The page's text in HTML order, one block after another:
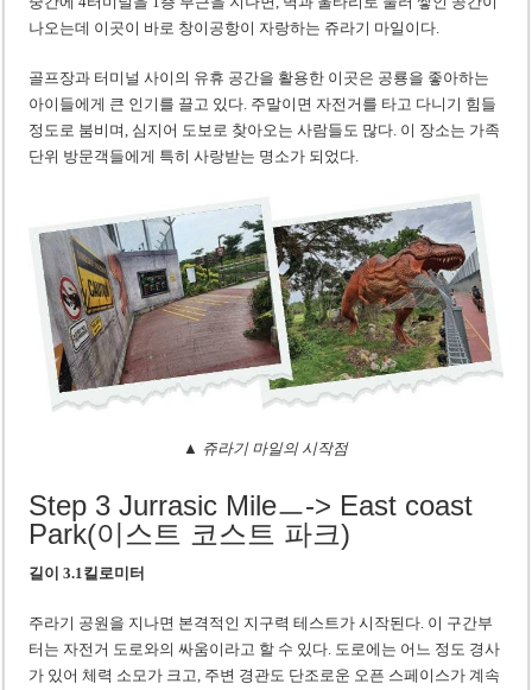
나오는데 이곳이 바로 창이공항이 자랑하는 쥬라기 마일이다.
골프장과 터미널 사이의 유휴 공간을 활용한 이곳은 공룡을 좋아하는
아이들에게 큰 인기를 끌고 있다. 주말이면 자전거를 타고 다니기 힘들
정도로 붐비며, 심지어 도보로 찾아오는 사람들도 많다. 이 장소는 가족
단위 방문객들에게 특히 사랑받는 명소가 되었다.
▲ 쥬라기 마일의 시작점
Step 3 Jurrasic Mileㅡ-> East coast
Park(이스트 코스트 파크)
길이 3.1킬로미터
주라기 공원을 지나면 본격적인 지구력 테스트가 시작된다. 이 구간부
터는 자전거 도로와의 싸움이라고 할 수 있다. 도로에는 어느 정도 경사
가 있어 체력 소모가 크고, 주변 경관도 단조로운 오픈 스페이스가 계속